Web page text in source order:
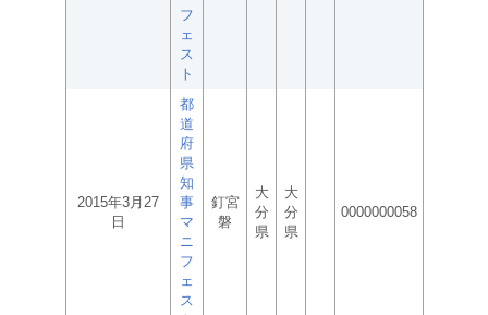
フ
ェ
ス
ト
2015年3月27
日
都
道
府
県
知
事
マ
ニ
フ
ェ
ス
釘宮
磐
大
分
県
大
分
県
0000000058